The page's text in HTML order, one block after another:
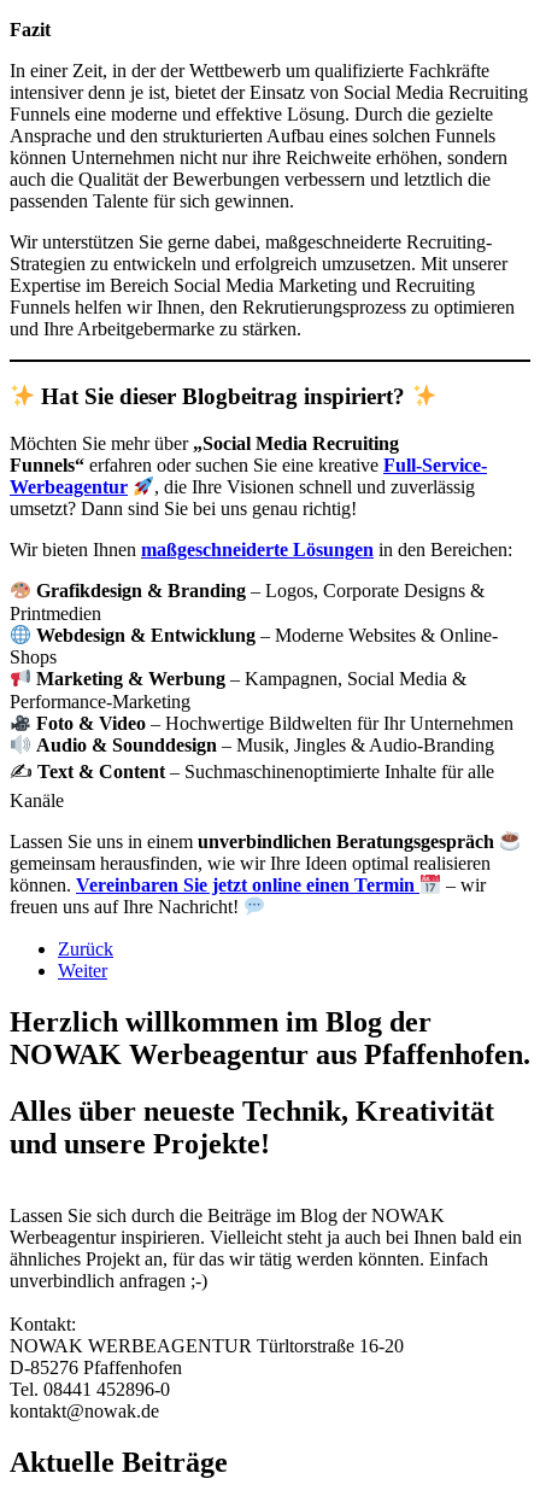
Fazit
In einer Zeit, in der der Wettbewerb um qualifizierte Fachkräfte
intensiver denn je ist, bietet der Einsatz von Social Media Recruiting
Funnels eine moderne und effektive Lösung. Durch die gezielte
Ansprache und den strukturierten Aufbau eines solchen Funnels
können Unternehmen nicht nur ihre Reichweite erhöhen, sondern
auch die Qualität der Bewerbungen verbessern und letztlich die
passenden Talente für sich gewinnen.
Wir unterstützen Sie gerne dabei, maßgeschneiderte Recruiting-
Strategien zu entwickeln und erfolgreich umzusetzen. Mit unserer
Expertise im Bereich Social Media Marketing und Recruiting
Funnels helfen wir Ihnen, den Rekrutierungsprozess zu optimieren
und Ihre Arbeitgebermarke zu stärken.
Hat Sie dieser Blogbeitrag inspiriert?
Möchten Sie mehr über „Social Media Recruiting
Funnels“ erfahren oder suchen Sie eine kreative Full-Service-
Werbeagentur
, die Ihre Visionen schnell und zuverlässig
umsetzt? Dann sind Sie bei uns genau richtig!
Wir bieten Ihnen maßgeschneiderte Lösungen in den Bereichen:
Grafikdesign & Branding – Logos, Corporate Designs &
Printmedien
Webdesign & Entwicklung – Moderne Websites & Online-
Shops
Marketing & Werbung – Kampagnen, Social Media &
Performance-Marketing
Foto & Video – Hochwertige Bildwelten für Ihr Unternehmen
Audio & Sounddesign – Musik, Jingles & Audio-Branding
✍️ Text & Content – Suchmaschinenoptimierte Inhalte für alle
Kanäle
Lassen Sie uns in einem unverbindlichen Beratungsgespräch
gemeinsam herausfinden, wie wir Ihre Ideen optimal realisieren
können. Vereinbaren Sie jetzt online einen Termin
– wir
freuen uns auf Ihre Nachricht!
Zurück
Weiter
Herzlich willkommen im Blog der
NOWAK Werbeagentur aus Pfaffenhofen.
Alles über neueste Technik, Kreativität
und unsere Projekte!
Lassen Sie sich durch die Beiträge im Blog der NOWAK
Werbeagentur inspirieren. Vielleicht steht ja auch bei Ihnen bald ein
ähnliches Projekt an, für das wir tätig werden könnten. Einfach
unverbindlich anfragen ;-)
Kontakt:
NOWAK WERBEAGENTUR Türltorstraße 16-20
D-85276 Pfaffenhofen
Tel. 08441 452896-0
kontakt@nowak.de
Aktuelle Beiträge